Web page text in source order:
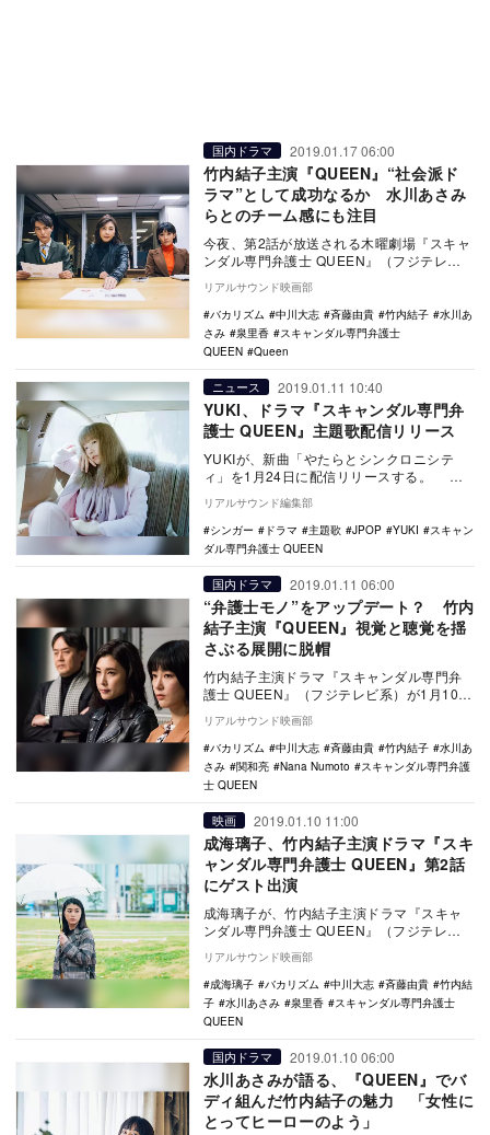
国内ドラマ 2019.01.17 06:00
竹内結子主演『QUEEN』“社会派ド
ラマ”として成功なるか 水川あさみ
らとのチーム感にも注目
今夜、第2話が放送される木曜劇場『スキャ
ンダル専門弁護士 QUEEN』（フジテレビ
系）。竹内結子が主演を務める本作は、情
報を操作…
リアルサウンド映画部
バカリズム
中川大志 斉藤由貴 竹内結子
水川あ
さみ
泉里香
スキャンダル専門弁護士
QUEEN
Queen
ニュース 2019.01.11 10:40
YUKI、ドラマ『スキャンダル専門弁
護士 QUEEN』主題歌配信リリース
YUKIが、新曲「やたらとシンクロニシテ
ィ」を1月24日に配信リリースする。
「やたらとシンクロニシティ」は、 1月10
日よ…
リアルサウンド編集部
シンガー
ドラマ 主題歌 JPOP YUKI
スキャン
ダル専門弁護士 QUEEN
国内ドラマ 2019.01.11 06:00
“弁護士モノ”をアップデート？ 竹内
結子主演『QUEEN』視覚と聴覚を揺
さぶる展開に脱帽
竹内結子主演ドラマ『スキャンダル専門弁
護士 QUEEN』（フジテレビ系）が1月10日
に初回放送を迎えた。本作は、法廷ではな
くスキ…
リアルサウンド映画部
バカリズム
中川大志 斉藤由貴 竹内結子
水川あ
さみ
関和亮 Nana Numoto
スキャンダル専門弁護
士 QUEEN
映画 2019.01.10 11:00
成海璃子、竹内結子主演ドラマ『スキ
ャンダル専門弁護士 QUEEN』第2話
にゲスト出演
成海璃子が、竹内結子主演ドラマ『スキャ
ンダル専門弁護士 QUEEN』（フジテレビ
系）の第2話にゲストとして出演することが
明らかに…
リアルサウンド映画部
成海璃子
バカリズム 中川大志 斉藤由貴
竹内結
子
水川あさみ 泉里香
スキャンダル専門弁護士
QUEEN
国内ドラマ 2019.01.10 06:00
水川あさみが語る、『QUEEN』でバ
ディ組んだ竹内結子の魅力 「女性に
とってヒーローのよう」